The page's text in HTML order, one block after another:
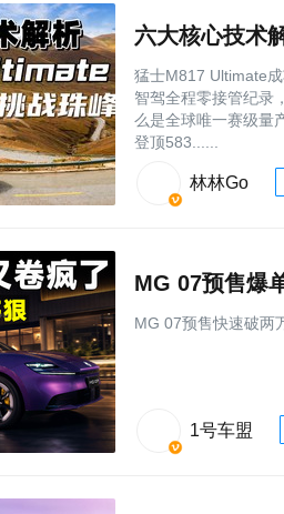
六大核心技术
猛士M817 Ultimate
智驾全程零接管纪录
么是全球唯一赛级量
登顶583......
林林Go
MG 07预售爆
MG 07预售快速破两
1号车盟